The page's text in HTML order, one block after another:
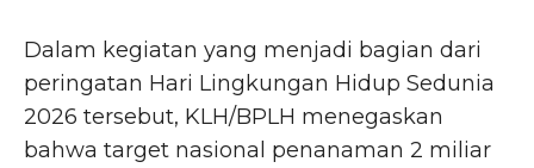
Dalam kegiatan yang menjadi bagian dari
peringatan Hari Lingkungan Hidup Sedunia
2026 tersebut, KLH/BPLH menegaskan
bahwa target nasional penanaman 2 miliar